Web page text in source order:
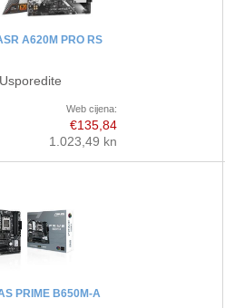
A620M PRO RS
Web cijena:
€135,84
1.023,49 kn
PRIME B650M-A